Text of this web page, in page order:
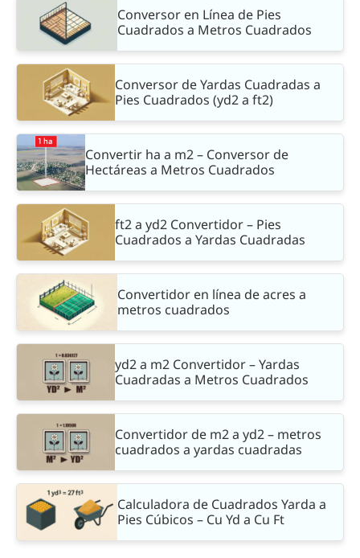
Conversor en Línea de Pies
Cuadrados a Metros Cuadrados
Conversor de Yardas Cuadradas a
Pies Cuadrados (yd2 a ft2)
Convertir ha a m2 – Conversor de
Hectáreas a Metros Cuadrados
ft2 a yd2 Convertidor – Pies
Cuadrados a Yardas Cuadradas
Convertidor en línea de acres a
metros cuadrados
yd2 a m2 Convertidor – Yardas
Cuadradas a Metros Cuadrados
Convertidor de m2 a yd2 – metros
cuadrados a yardas cuadradas
Calculadora de Cuadrados Yarda a
Pies Cúbicos – Cu Yd a Cu Ft